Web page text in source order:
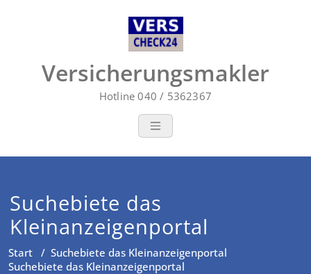
Versicherungsmakler
Hotline 040 / 5362367
Suchebiete das
Kleinanzeigenportal
Start / Suchebiete das Kleinanzeigenportal
Suchebiete das Kleinanzeigenportal